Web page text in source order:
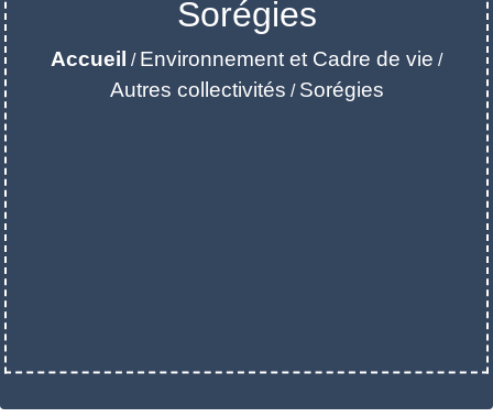
Sorégies
Accueil / Environnement et Cadre de vie /
Autres collectivités / Sorégies